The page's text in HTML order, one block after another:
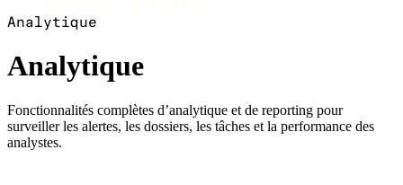
Analytique
Analytique
Fonctionnalités complètes d’analytique et de reporting pour
surveiller les alertes, les dossiers, les tâches et la performance des
analystes.